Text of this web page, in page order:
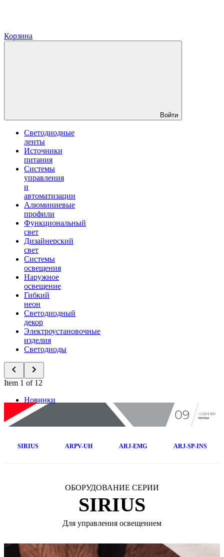
Корзина
Войти
Светодиодные
ленты
Источники
питания
Системы
управления
и
автоматизации
Алюминиевые
профили
Функциональный
свет
Дизайнерский
свет
Системы
освещения
Наружное
освещение
Гибкий
неон
Светодиодный
декор
Электроустановочные
изделия
Светодиоды
Item 1 of 12
Новинки
SIRIUS ARPV-UH ARJ-EMG ARJ-SP-INS
ОБОРУДОВАНИЕ СЕРИИ
SIRIUS
Для управления освещением